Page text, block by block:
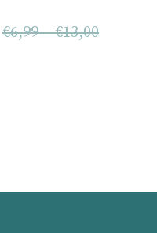
€6,99–€13,00